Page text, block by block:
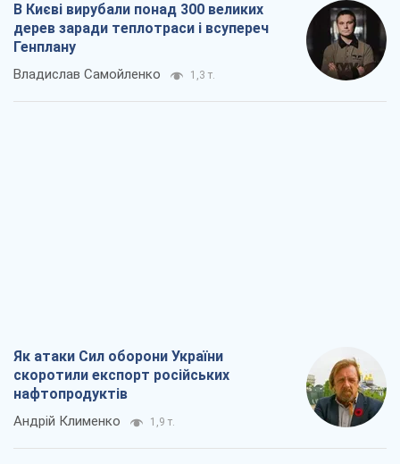
В Києві вирубали понад 300 великих
дерев заради теплотраси і всупереч
Генплану
Владислав Самойленко 1,3 т.
Як атаки Сил оборони України
скоротили експорт російських
нафтопродуктів
Андрій Клименко 1,9 т.